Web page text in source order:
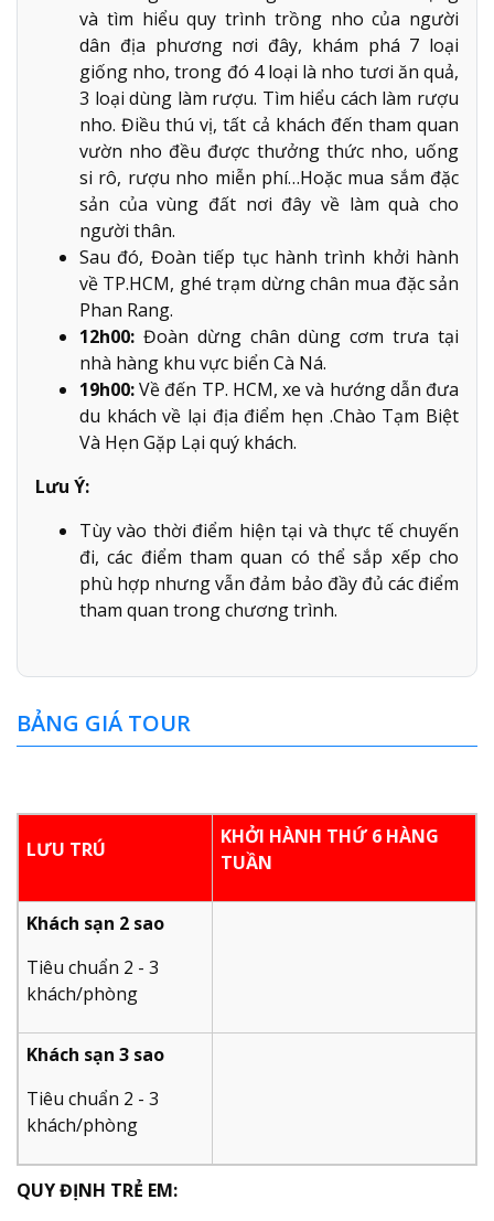
và tìm hiểu quy trình trồng nho của người
dân địa phương nơi đây, khám phá 7 loại
giống nho, trong đó 4 loại là nho tươi ăn quả,
3 loại dùng làm rượu. Tìm hiểu cách làm rượu
nho. Điều thú vị, tất cả khách đến tham quan
vườn nho đều được thưởng thức nho, uống
si rô, rượu nho miễn phí…Hoặc mua sắm đặc
sản của vùng đất nơi đây về làm quà cho
người thân.
Sau đó, Đoàn tiếp tục hành trình khởi hành
về TP.HCM, ghé trạm dừng chân mua đặc sản
Phan Rang.
12h00: Đoàn dừng chân dùng cơm trưa tại
nhà hàng khu vực biển Cà Ná.
19h00:Về đến TP. HCM, xe và hướng dẫn đưa
du khách về lại địa điểm hẹn .Chào Tạm Biệt
Và Hẹn Gặp Lại quý khách.
Lưu Ý:
Tùy vào thời điểm hiện tại và thực tế chuyến
đi, các điểm tham quan có thể sắp xếp cho
phù hợp nhưng vẫn đảm bảo đầy đủ các điểm
tham quan trong chương trình.
BẢNG GIÁ TOUR
LƯU TRÚ
KHỞI HÀNH THỨ 6 HÀNG
TUẦN
Khách sạn 2 sao
Tiêu chuẩn 2 - 3
khách/phòng
Khách sạn 3 sao
Tiêu chuẩn 2 - 3
khách/phòng
QUY ĐỊNH TRẺ EM: